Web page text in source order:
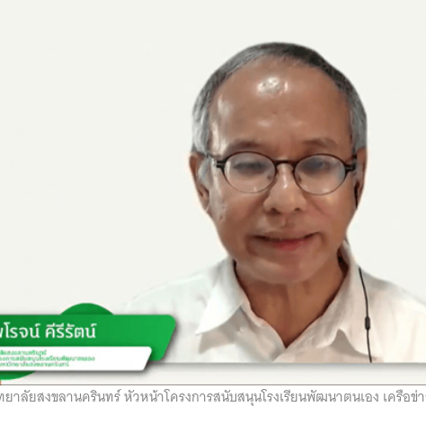
าลัยสงขลานครินทร์ หัวหน้าโครงการสนับสนุนโรงเรียนพัฒนาตนเอง เครือ